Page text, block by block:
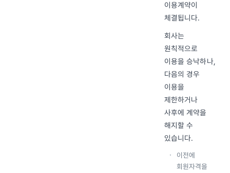
이용계약이
체결됩니다.
회사는
원칙적으로
이용을 승낙하나,
다음의 경우
이용을
제한하거나
사후에 계약을
해지할 수
있습니다.
이전에
회원자격을